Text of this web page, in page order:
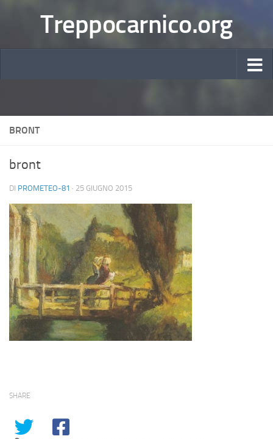
Treppocarnico.org
BRONT
bront
DI PROMETEO-81 · 25 GIUGNO 2015
SHARE